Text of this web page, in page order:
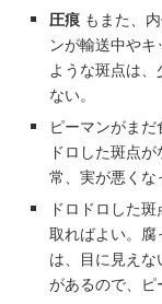
圧痕 もまた、
ンが輸送中や
ような斑点は
ない。
ピーマンがま
ドロした斑点
常、実が悪くな
ドロドロした
取ればよい。腐
は、目に見え
があるので、ピ